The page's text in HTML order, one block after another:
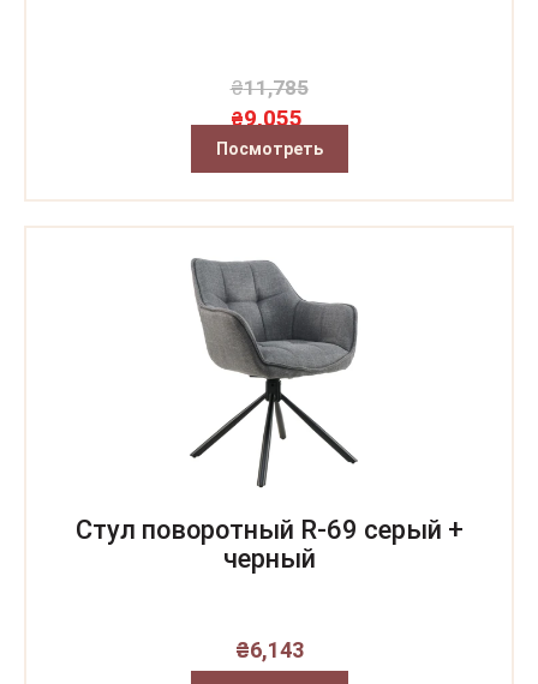
₴11,785
₴9,055
Посмотреть
Стул поворотный R-69 серый +
черный
₴6,143